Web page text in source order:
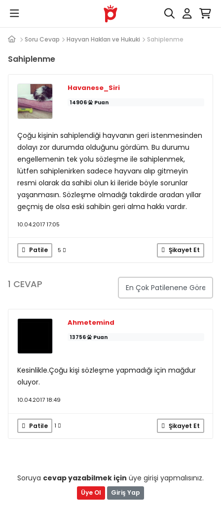
Soru Cevap Hayvan Hakları ve Hukuki Sahiplenme
Sahiplenme
Havanese_Siri
14906 Puan
Çoğu kişinin sahiplendiği hayvanın geri istenmesinden
dolayı zor durumda olduğunu gördüm. Bu durumu
engellemenin tek yolu sözleşme ile sahiplenmek,
lütfen sahiplenirken sadece hayvanı alıp gitmeyin
resmi olarak da sahibi olun ki ileride böyle sorunlar
yaşanmasın. Sözleşme olmadığı takdirde aradan yıllar
geçmiş de olsa eski sahibin geri alma hakkı vardır.
10.04.2017 17:05
Patile 5 Şikayet Et
1 CEVAP
Ahmetemind
13756 Puan
Kesinlikle.Çoğu kişi sözleşme yapmadığı için mağdur
oluyor.
10.04.2017 18:49
Patile 1 Şikayet Et
Soruya cevap yazabilmek için üye girişi yapmalısınız.
Üye Ol Giriş Yap